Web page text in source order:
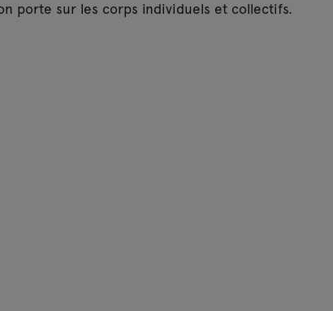
porte sur les corps individuels et collectifs.